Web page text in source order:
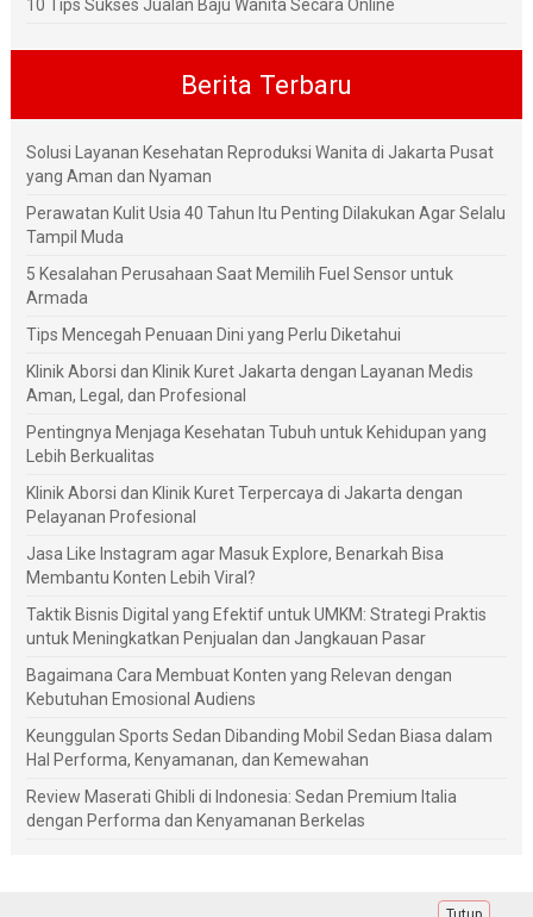
10 Tips Sukses Jualan Baju Wanita Secara Online
Berita Terbaru
Solusi Layanan Kesehatan Reproduksi Wanita di Jakarta Pusat
yang Aman dan Nyaman
Perawatan Kulit Usia 40 Tahun Itu Penting Dilakukan Agar Selalu
Tampil Muda
5 Kesalahan Perusahaan Saat Memilih Fuel Sensor untuk
Armada
Tips Mencegah Penuaan Dini yang Perlu Diketahui
Klinik Aborsi dan Klinik Kuret Jakarta dengan Layanan Medis
Aman, Legal, dan Profesional
Pentingnya Menjaga Kesehatan Tubuh untuk Kehidupan yang
Lebih Berkualitas
Klinik Aborsi dan Klinik Kuret Terpercaya di Jakarta dengan
Pelayanan Profesional
Jasa Like Instagram agar Masuk Explore, Benarkah Bisa
Membantu Konten Lebih Viral?
Taktik Bisnis Digital yang Efektif untuk UMKM: Strategi Praktis
untuk Meningkatkan Penjualan dan Jangkauan Pasar
Bagaimana Cara Membuat Konten yang Relevan dengan
Kebutuhan Emosional Audiens
Keunggulan Sports Sedan Dibanding Mobil Sedan Biasa dalam
Hal Performa, Kenyamanan, dan Kemewahan
Review Maserati Ghibli di Indonesia: Sedan Premium Italia
dengan Performa dan Kenyamanan Berkelas